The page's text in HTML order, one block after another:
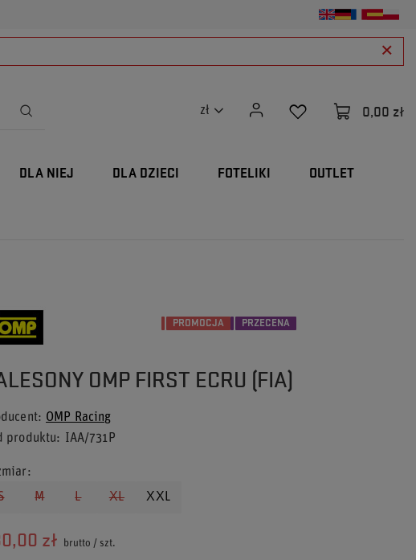
zł 0,00 zł
DLA NIEJ DLA DZIECI FOTELIKI OUTLET
PROMOCJA PRZECENA
OMP FIRST ECRU (FIA)
OMP Racing
produktu
IAA/731P
M L XL XXL
zł brutto / szt.